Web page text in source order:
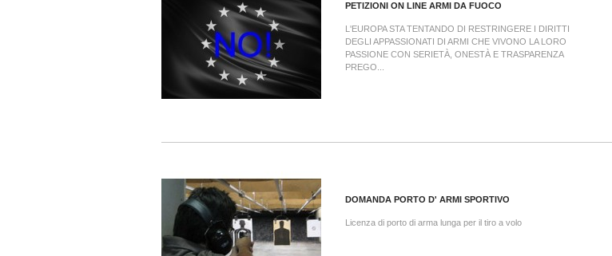
PETIZIONI ON LINE ARMI DA FUOCO
L'EUROPA STA TENTANDO DI RESTRINGERE I DIRITTI
DEGLI APPASSIONATI DI ARMI CHE VIVONO LA LORO
PASSIONE CON SERIETÀ, ONESTÀ E TRASPARENZA
PREGO...
DOMANDA PORTO D' ARMI SPORTIVO
Licenza di porto di arma lunga per il tiro a volo